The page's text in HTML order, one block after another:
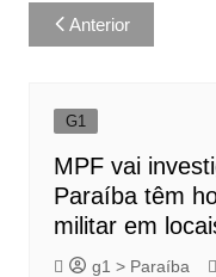
Navegação
de
Anterior
G1
MPF vai
Paraíba têm
militar em
g1 > Paraíba